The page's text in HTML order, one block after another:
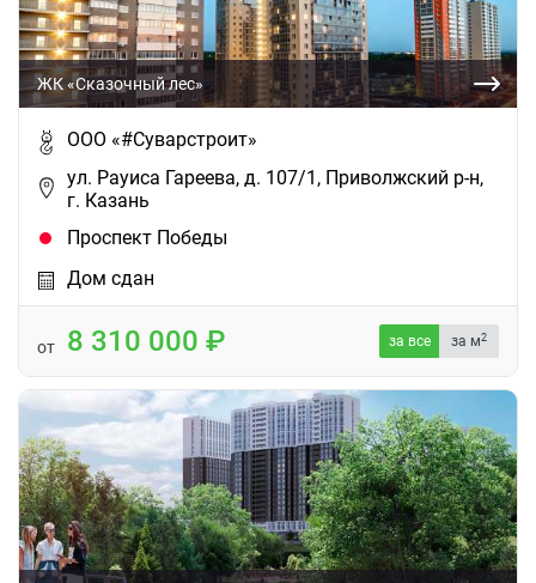
ЖК «Сказочный лес»
ООО «#Суварстроит»
ул. Рауиса Гареева, д. 107/1, Приволжский р-н,
г. Казань
Проспект Победы
Дом сдан
от 8 310 000 за все за м2